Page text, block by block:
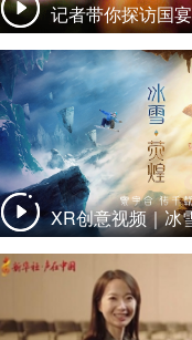
记者带你探访国
XR创意视频｜冰